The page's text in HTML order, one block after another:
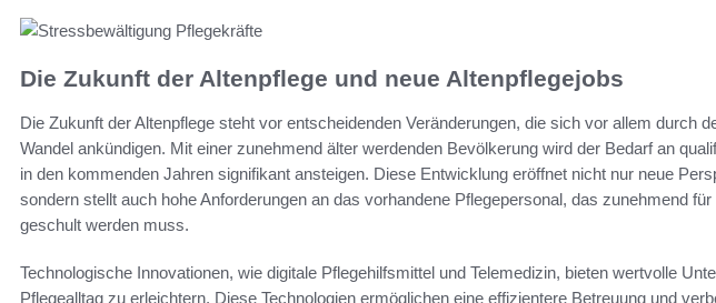
Die Zukunft der Altenpflege und neue Altenpflegejobs
Die Zukunft der Altenpflege steht vor entscheidenden Veränderungen, die sich vor allem durch
Wandel ankündigen. Mit einer zunehmend älter werdenden Bevölkerung wird der Bedarf an
in den kommenden Jahren signifikant ansteigen. Diese Entwicklung eröffnet nicht nur neue
sondern stellt auch hohe Anforderungen an das vorhandene Pflegepersonal, das zunehmend
geschult werden muss.
Technologische Innovationen, wie digitale Pflegehilfsmittel und Telemedizin, bieten wertvolle
Pflegealltag zu erleichtern. Diese Technologien ermöglichen eine effizientere Betreuung und